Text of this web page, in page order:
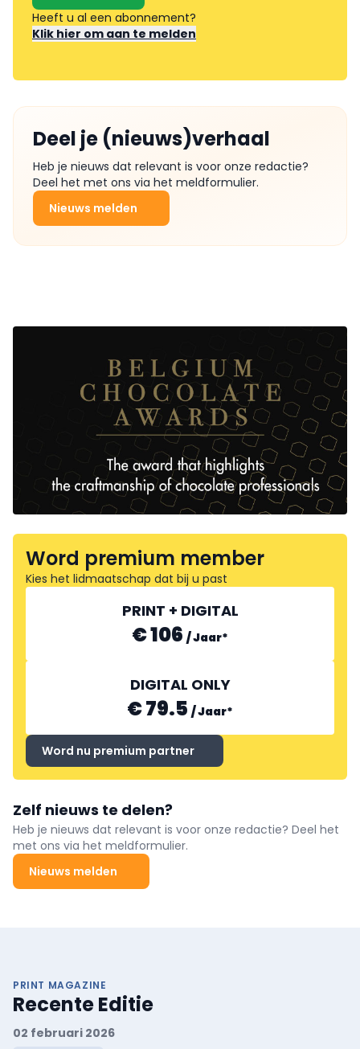
Heeft u al een abonnement?
Klik hier om aan te melden
Deel je (nieuws)verhaal
Heb je nieuws dat relevant is voor onze redactie?
Deel het met ons via het meldformulier.
Nieuws melden
Word premium member
Kies het lidmaatschap dat bij u past
PRINT + DIGITAL
€ 106 /Jaar*
DIGITAL ONLY
€ 79.5 /Jaar*
Word nu premium partner
Zelf nieuws te delen?
Heb je nieuws dat relevant is voor onze redactie? Deel het
met ons via het meldformulier.
Nieuws melden
PRINT MAGAZINE
Recente Editie
02 februari 2026